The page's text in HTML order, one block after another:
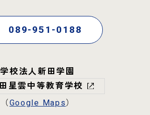
089-951-0188
学校法人新田学園
（Google Maps）